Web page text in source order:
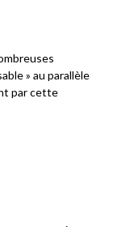
» au parallèle
par cette